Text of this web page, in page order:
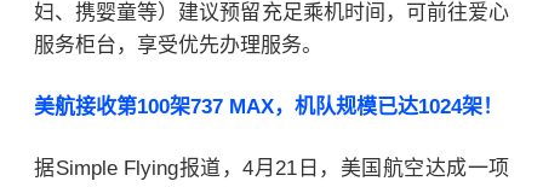
妇、携婴童等）建议预留充足乘机时间，可前往爱心
服务柜台，享受优先办理服务。
美航接收第100架737 MAX，机队规模已达1024架！
据Simple Flying报道，4月21日，美国航空达成一项